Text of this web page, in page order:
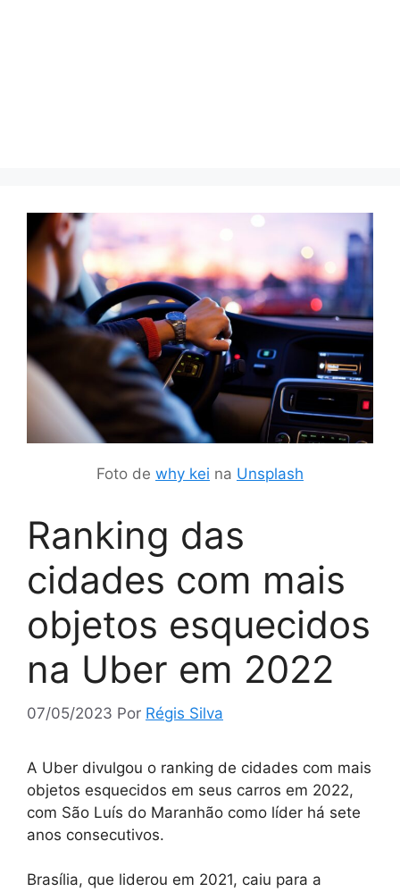
Foto de why kei na Unsplash
Ranking das
cidades com mais
objetos esquecidos
na Uber em 2022
07/05/2023 Por Régis Silva
A Uber divulgou o ranking de cidades com mais
objetos esquecidos em seus carros em 2022,
com São Luís do Maranhão como líder há sete
anos consecutivos.
Brasília, que liderou em 2021, caiu para a